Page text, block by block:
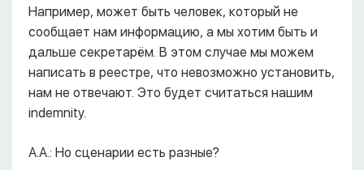
Например, может быть человек, который не
сообщает нам информацию, а мы хотим быть и
дальше секретарём. В этом случае мы можем
написать в реестре, что невозможно установить,
нам не отвечают. Это будет считаться нашим
indemnity.
А.А.: Но сценарии есть разные?